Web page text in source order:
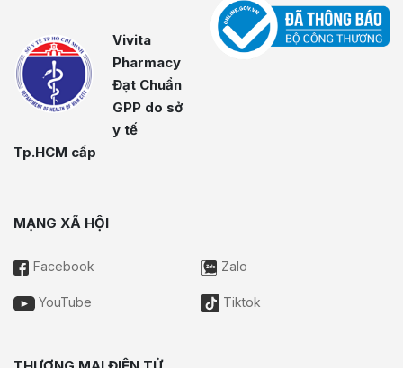
Vivita
Pharmacy
Đạt Chuẩn
GPP do sở
y tế
Tp.HCM cấp
MẠNG XÃ HỘI
Facebook Zalo
YouTube Tiktok